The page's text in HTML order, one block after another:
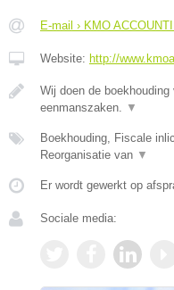
E-mail › KMO
Website: http://
Wij doen de
eenmanszaken. ▼
Boekhouding, Fiscale
Reorganisatie van ▼
Er wordt gewerkt op
Sociale media: